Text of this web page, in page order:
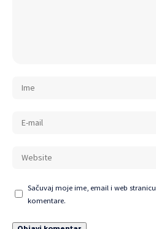
Sačuvaj moje ime, email i web
komentare.